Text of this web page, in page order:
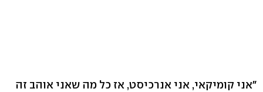
"אני קומיקאי, אני אנרכיסט, אז כל מה שאני אוהב זה